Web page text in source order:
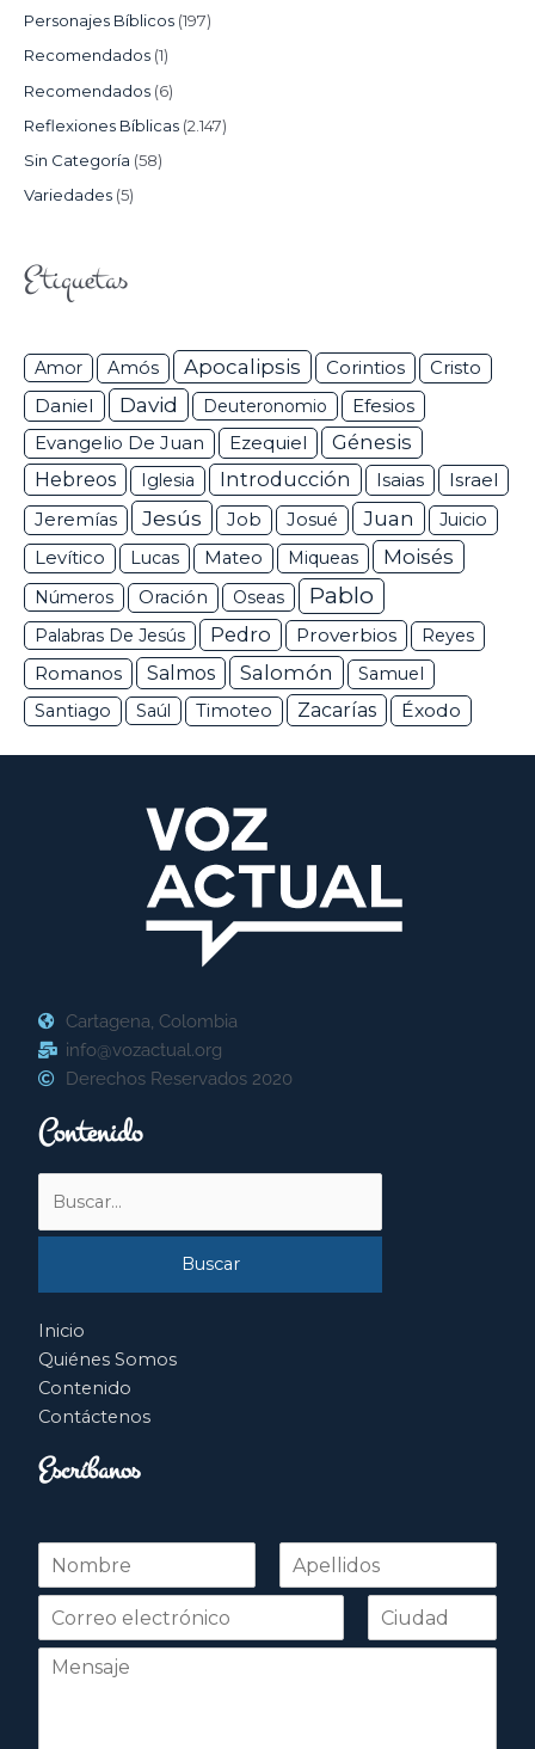
Personajes Bíblicos (197)
Recomendados (1)
Recomendados (6)
Reflexiones Bíblicas (2.147)
Sin Categoría (58)
Variedades (5)
Etiquetas
Amor Amós Apocalipsis Corintios Cristo
Daniel David Deuteronomio Efesios
Evangelio De Juan Ezequiel
Génesis
Hebreos
Iglesia Introducción Isaias Israel
Jeremías Jesús Job Josué Juan
Juicio
Levítico
Lucas Mateo Miqueas Moisés
Números Oración Oseas Pablo
Palabras De Jesús Pedro Proverbios Reyes
Romanos Salmos Salomón
Samuel
Santiago
Saúl Timoteo Zacarías Éxodo
Cartagena, Colombia
info@vozactual.org
Derechos Reservados 2020
Contenido
por:
Inicio
Quiénes Somos
Contenido
Contáctenos
Escríbanos
N
m
r
Nombre Apellidos